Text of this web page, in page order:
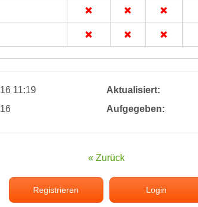
11:19 Aktualisiert:
Aufgegeben:
« Zurück
Registrieren Login